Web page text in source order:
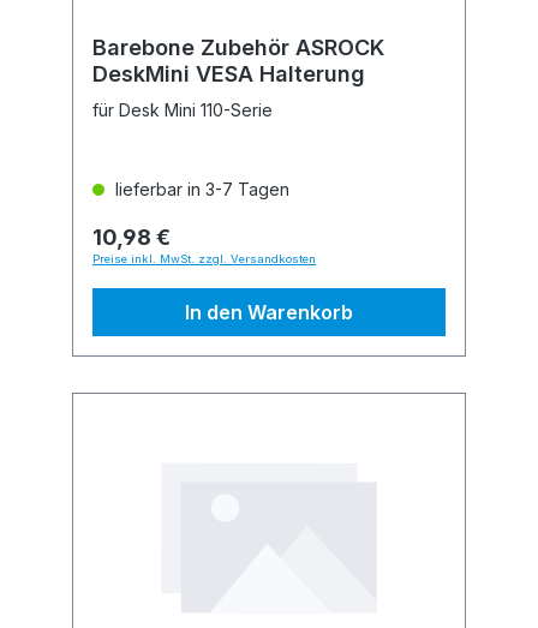
Barebone Zubehör ASROCK
DeskMini VESA Halterung
für Desk Mini 110-Serie
lieferbar in 3-7 Tagen
10,98 €
Preise inkl. MwSt. zzgl. Versandkosten
In den Warenkorb